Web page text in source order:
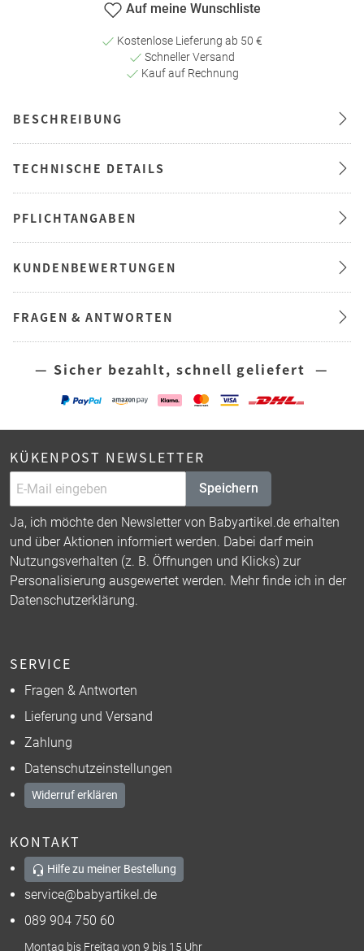
Auf meine Wunschliste
Kostenlose Lieferung ab 50 €
Schneller Versand
Kauf auf Rechnung
BESCHREIBUNG
TECHNISCHE DETAILS
PFLICHTANGABEN
KUNDENBEWERTUNGEN
FRAGEN & ANTWORTEN
— Sicher bezahlt, schnell geliefert —
KÜKENPOST NEWSLETTER
Speichern
Ja, ich möchte den Newsletter von Babyartikel.de erhalten
und über Aktionen informiert werden. Dabei darf mein
Nutzungsverhalten (z. B. Öffnungen und Klicks) zur
Personalisierung ausgewertet werden. Mehr finde ich in der
Datenschutzerklärung.
SERVICE
Fragen & Antworten
Lieferung und Versand
Zahlung
Datenschutzeinstellungen
Widerruf erklären
KONTAKT
Hilfe zu meiner Bestellung
service@babyartikel.de
089 904 750 60
Montag bis Freitag von 9 bis 15 Uhr